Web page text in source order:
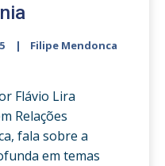
Filipe Mendonca
Flávio Lira
Relações
fala sobre a
em temas